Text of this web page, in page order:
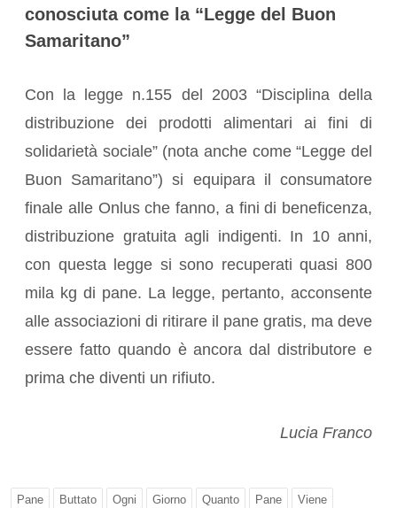
conosciuta come la “Legge del Buon
Samaritano”
Con la legge n.155 del 2003 “Disciplina della
distribuzione dei prodotti alimentari ai fini di
solidarietà sociale” (nota anche come “Legge del
Buon Samaritano”) si equipara il consumatore
finale alle Onlus che fanno, a fini di beneficenza,
distribuzione gratuita agli indigenti. In 10 anni,
con questa legge si sono recuperati quasi 800
mila kg di pane. La legge, pertanto, acconsente
alle associazioni di ritirare il pane gratis, ma deve
essere fatto quando è ancora dal distributore e
prima che diventi un rifiuto.
Lucia Franco
Pane Buttato Ogni Giorno Quanto Pane Viene